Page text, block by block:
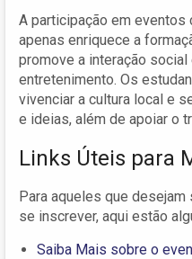
A participação em eventos
apenas enriquece a
promove a interação
entretenimento. Os
vivenciar a cultura local e
e ideias, além de apoiar o
Links Úteis para
Para aqueles que
se inscrever, aqui estão
Saiba Mais sobre o